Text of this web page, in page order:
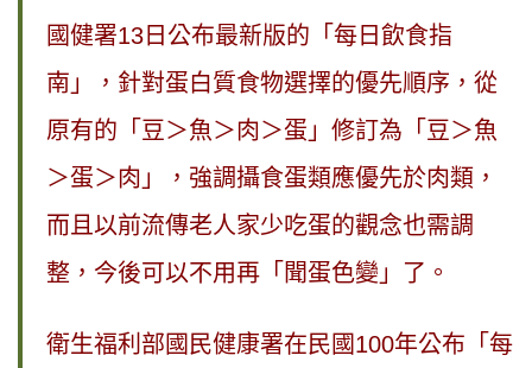
國健署13日公布最新版的「每日飲食指
南」，針對蛋白質食物選擇的優先順序，從
原有的「豆＞魚＞肉＞蛋」修訂為「豆＞魚
＞蛋＞肉」，強調攝食蛋類應優先於肉類，
而且以前流傳老人家少吃蛋的觀念也需調
整，今後可以不用再「聞蛋色變」了。
衛生福利部國民健康署在民國100年公布「每